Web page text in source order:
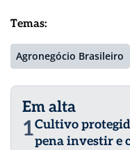
Temas:
Agronegócio Brasileiro
Em alta
1Cultivo
pena investir e